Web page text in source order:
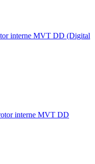
interne MVT DD (Digital
interne MVT DD